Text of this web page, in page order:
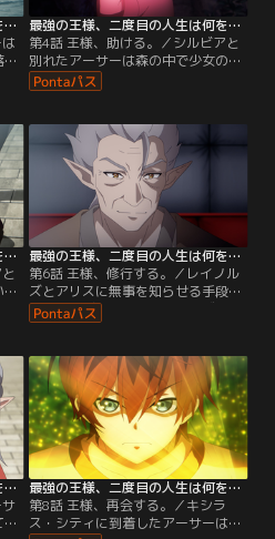
最強の王様、二度目の人生は何をする？ 第03話
も
の
最強の王様、二度目の人生は何をする？ 第04話
第4話 王様、助ける。／シルビアと
別れたアーサーは森の中で少女の悲
鳴を聞く。声のもとへ駆け付ける
と、エルフの少女・テシアが奴隷商
な人生に光を……」シルビアの言葉
を胸に、アーサーはたった一人で戦
いを挑む……。
最強の王様、二度目の人生は何をする？ 第05話
ア
最強の王様、二度目の人生は何をする？ 第06話
第6話 王様、修行する。／レイノル
ズとアリスに無事を知らせる手段が
あると告げられたアーサーはヴィリ
オンと共にとある魔女の家を訪れ
の姿を見ることができた。悲しみに
暮れる両親の様子を目の当たりにし
たアーサーは、大切な人を護れるよ
うに、そして、自らに宿る狂暴な力
を制御するため、ヴィリオンの元で
修行を始める。
最強の王様、二度目の人生は何をする？ 第07話
最強の王様、二度目の人生は何をする？ 第08話
第8話 王様、再会する。／キシラ
ス・シティに到着したアーサーは、